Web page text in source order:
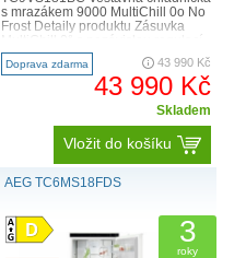
s mrazákem 9000 MultiChill 0o No
Frost Detaily produktu Zásuvka
teploty vám dá..
Doprava zdarma 43 990 Kč
43 990 Kč
Skladem
Vložit do košíku
AEG TC6MS18FDS
3
roky